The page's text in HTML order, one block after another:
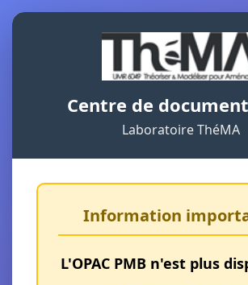
Centre de
Laboratoire ThéMA
Information
L'OPAC PMB n'est plus